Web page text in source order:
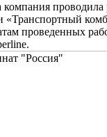
проведенных